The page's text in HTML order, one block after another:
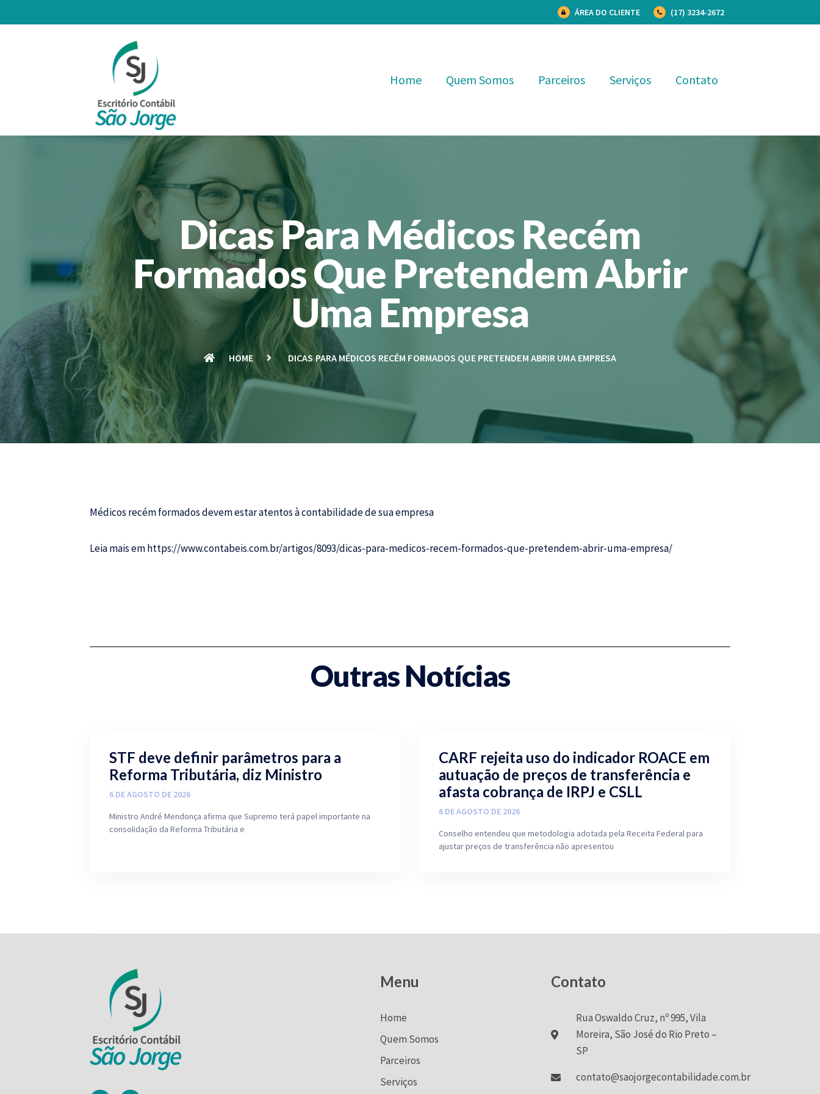
ÁREA DO CLIENTE (17) 3234-2672
Home Quem Somos Parceiros Serviços Contato
Dicas Para Médicos Recém
Formados Que Pretendem Abrir
Uma Empresa
HOME DICAS PARA MÉDICOS RECÉM FORMADOS QUE PRETENDEM ABRIR UMA EMPRESA
Médicos recém formados devem estar atentos àcontabilidadede sua empresa
Leia mais emhttps://www.contabeis.com.br/artigos/8093/dicas-para-medicos-recem-formados-que-pretendem-abrir-uma-empresa/
Outras Notícias
STF deve definir parâmetros para a
Reforma Tributária, diz Ministro
6 DE AGOSTO DE 2026
Ministro André Mendonça afirma que Supremo terá papel importante na
consolidação da Reforma Tributária e
CARF rejeita uso do indicador ROACE em
autuação de preços de transferência e
afasta cobrança de IRPJ e CSLL
6 DE AGOSTO DE 2026
Conselho entendeu que metodologia adotada pela Receita Federal para
ajustar preços de transferência não apresentou
Menu
Home
Quem Somos
Parceiros
Serviços
Contato
Rua Oswaldo Cruz, nº 995, Vila
Moreira, São José do Rio Preto –
SP
contato@saojorgecontabilidade.com.br